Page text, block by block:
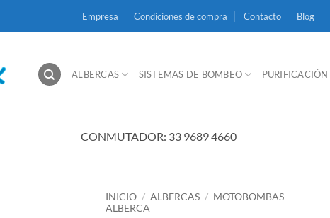
Empresa Condiciones de compra Contacto Blog
ALBERCAS SISTEMAS DE BOMBEO PURIFICACIÓN
CONMUTADOR: 33 9689 4660
INICIO / ALBERCAS / MOTOBOMBAS
ALBERCA